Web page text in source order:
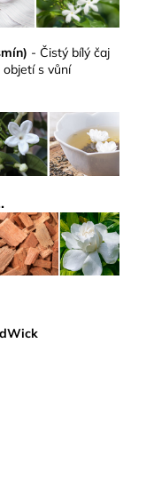
- Čistý bílý čaj
s vůní